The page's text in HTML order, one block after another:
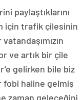
paylaştıklarını
için trafik çilesinin
ve artık bir çile
gelirken bile biz
fobi haline gelmiş
zaman geleceğini